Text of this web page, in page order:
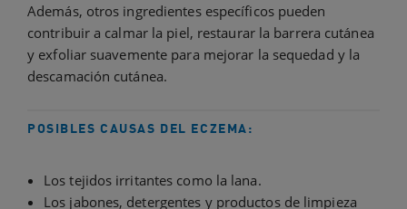
Además, otros ingredientes específicos pueden
contribuir a calmar la piel, restaurar la barrera cutánea
y exfoliar suavemente para mejorar la sequedad y la
descamación cutánea.
POSIBLES CAUSAS DEL ECZEMA:
Los tejidos irritantes como la lana.
Los jabones, detergentes y productos de limpieza